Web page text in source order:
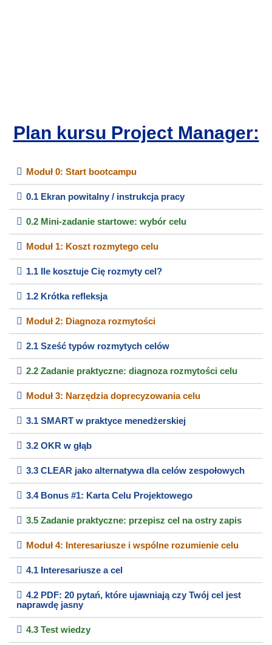
Plan kursu Project Manager:
Moduł 0: Start bootcampu
0.1 Ekran powitalny / instrukcja pracy
0.2 Mini-zadanie startowe: wybór celu
Moduł 1: Koszt rozmytego celu
1.1 Ile kosztuje Cię rozmyty cel?
1.2 Krótka refleksja
Moduł 2: Diagnoza rozmytości
2.1 Sześć typów rozmytych celów
2.2 Zadanie praktyczne: diagnoza rozmytości celu
Moduł 3: Narzędzia doprecyzowania celu
3.1 SMART w praktyce menedżerskiej
3.2 OKR w głąb
3.3 CLEAR jako alternatywa dla celów zespołowych
3.4 Bonus #1: Karta Celu Projektowego
3.5 Zadanie praktyczne: przepisz cel na ostry zapis
Moduł 4: Interesariusze i wspólne rozumienie celu
4.1 Interesariusze a cel
4.2 PDF: 20 pytań, które ujawniają czy Twój cel jest
naprawdę jasny
4.3 Test wiedzy